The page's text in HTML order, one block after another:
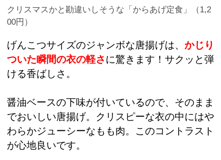
クリスマスかと勘違いしそうな「からあげ定食」（1,2
00円）
げんこつサイズのジャンボな唐揚げは、 かじり
ついた瞬間の衣の軽さ に驚きます！サクッと弾
ける香ばしさ。
醤油ベースの下味が付いているので、そのまま
でおいしい唐揚げ。クリスピーな衣の中にはや
わらかジューシーなもも肉。このコントラスト
が心地良いです。